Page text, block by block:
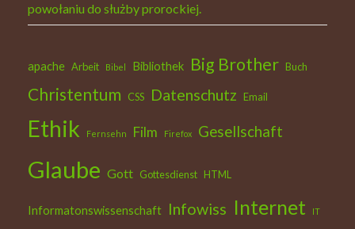
powołaniu do służby prorockiej.
apache Arbeit Bibel Bibliothek Big Brother Buch
Christentum CSS Datenschutz Email
Ethik Fernsehn Film Firefox Gesellschaft
Glaube Gott Gottesdienst HTML
Informatonswissenschaft Infowiss Internet IT